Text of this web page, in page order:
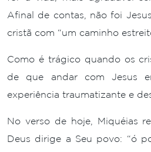
Afinal de contas, não foi
cristã com “um caminho
Como é trágico quando os
de que andar com Jesus
experiência traumatizante e
No verso de hoje, Miquéias
Deus dirige a Seu povo: “ó